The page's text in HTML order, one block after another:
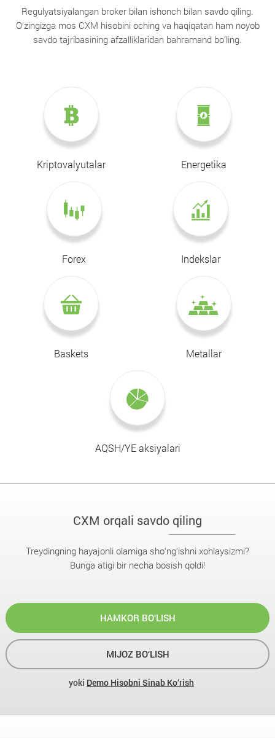
Regulyatsiyalangan broker bilan ishonch bilan savdo qiling.
O‘zingizga mos CXM hisobini oching va haqiqatan ham noyob
savdo tajribasining afzalliklaridan bahramand bo‘ling.
Kriptovalyutalar Energetika
Forex Indekslar
Baskets Metallar
AQSH/YE aksiyalari
CXM orqali savdo qiling
Treydingning hayajonli olamiga sho‘ng‘ishni xohlaysizmi?
Bunga atigi bir necha bosish qoldi!
HAMKOR BO‘LISH
MIJOZ BO‘LISH
yoki Demo Hisobni Sinab Ko‘rish